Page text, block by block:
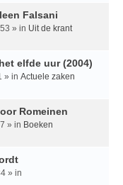
Falsani
» in Uit de krant
elfde uur (2004)
» in Actuele zaken
Romeinen
» in Boeken
» in